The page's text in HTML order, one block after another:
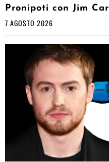
Pronipoti con Jim
7 AGOSTO 2026